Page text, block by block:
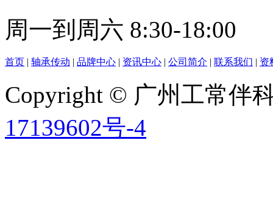
周一到周六 8:30-18:00
首页 | 轴承传动 | 品牌中心 | 资讯中心 | 公司简介 | 联系我们 | 资
Copyright © 广州工常伴
17139602号-4